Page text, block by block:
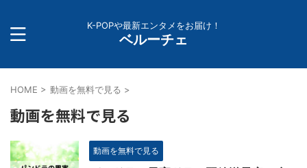
K-POPや最新エンタメをお届け！
ベルーチェ
HOME > 動画を無料で見る >
動画を無料で見る
動画を無料で見る